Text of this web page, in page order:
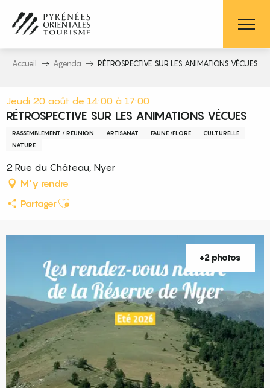
contenu
principal
Accueil Agenda RÉTROSPECTIVE SUR LES ANIMATIONS VÉCUES
Jeudi 20 août de 14:00 à 17:00
RÉTROSPECTIVE SUR LES ANIMATIONS VÉCUES
RASSEMBLEMENT / RÉUNION ARTISANAT FAUNE /FLORE
CULTURELLE
NATURE
2 Rue du Château, Nyer
M'y rendre
PartagerAjouter aux favoris
+2 photos